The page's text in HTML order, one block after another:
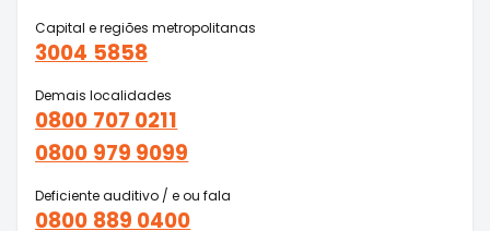
Capital e regiões metropolitanas
3004 5858
Demais localidades
0800 707 0211
0800 979 9099
Deficiente auditivo / e ou fala
0800 889 0400